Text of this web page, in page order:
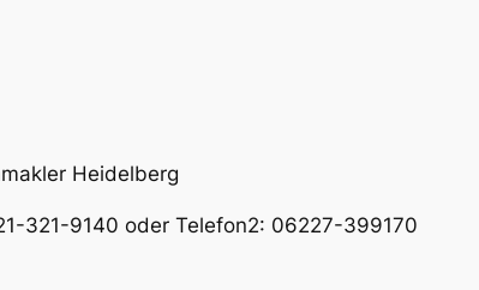
Heidelberg
321-9140 oder Telefon2: 06227-399170